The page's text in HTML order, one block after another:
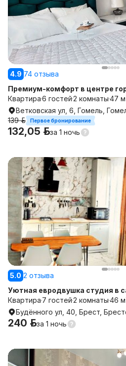
4.9 74 отзыва
Премиум-комфорт в центре города 4
спальных места
Квартира6 гостей2 комнаты47
Ветковская ул, 6, Гомель,
139 р.
Первое бронирование
132,05 р.за 1 ночь
5.0 2 отзыва
Уютная евродвушка студия в
Квартира 7 гостей2 комнаты46
Будённого ул, 40, Брест,
240 р.за 1 ночь